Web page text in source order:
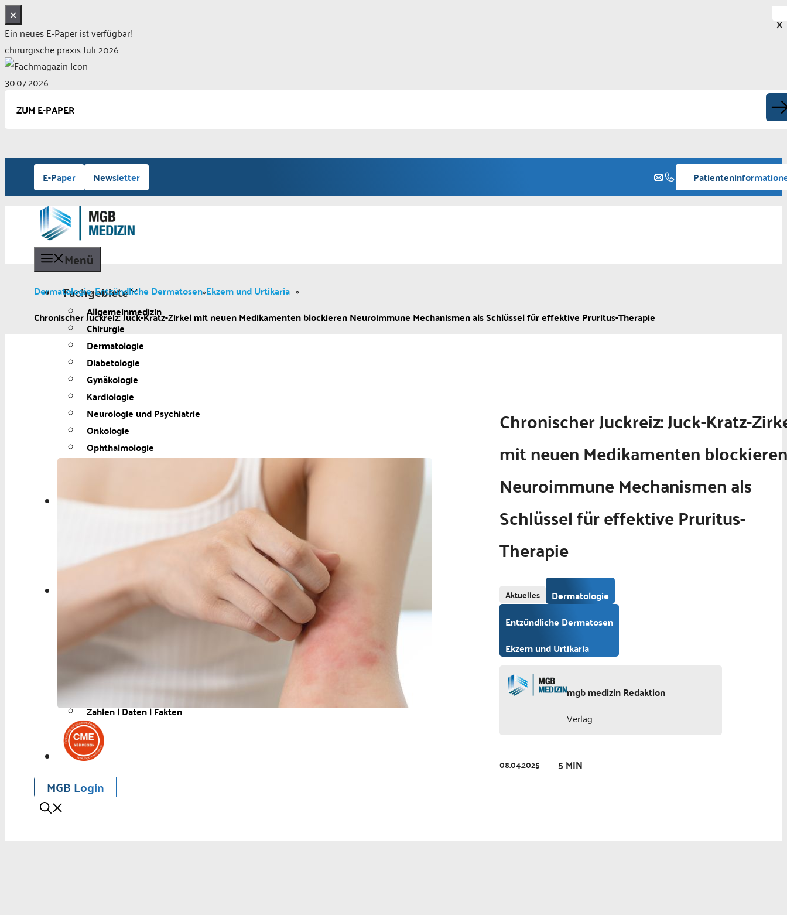
✕
Ein neues E-Paper ist verfügbar!
chirurgische praxis Juli 2026
30.07.2026
ZUM E-PAPER
springen
E-Paper Newsletter
Menü
Fachgebiete
Allgemeinmedizin
Chirurgie
Dermatologie
Diabetologie
Gynäkologie
Kardiologie
Neurologie und Psychiatrie
Onkologie
Ophthalmologie
Aktuelles
Personalia
Service
Kongress
Literatur
Aus der Industrie
Podcast
Zahlen | Daten | Fakten
MGB Login
Dermatologie»Entzündliche Dermatosen»Ekzem und Urtikaria »
Chronischer Juckreiz: Juck-Kratz-Zirkel mit neuen Medikamenten blockieren Neuroimmune Mechanismen als Schlüssel für effektive Pruritus-Therapie
Chronischer Juckreiz: Juck-Kratz-
mit neuen Medikamenten blockieren
Neuroimmune Mechanismen als
Schlüssel für effektive Pruritus-
Therapie
Aktuelles
Dermatologie
Entzündliche Dermatosen
Ekzem und Urtikaria
mgb medizin Redaktion
Verlag
08.04.2025 5 MIN
X